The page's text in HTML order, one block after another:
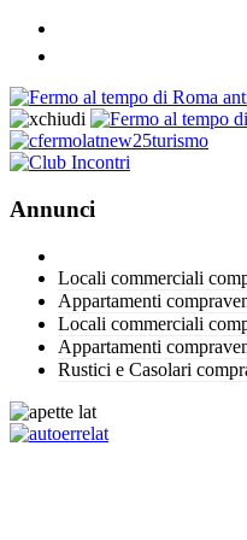
Annunci
Locali commerciali
Appartamenti
Locali commerciali
Appartamenti
Rustici e Casolari